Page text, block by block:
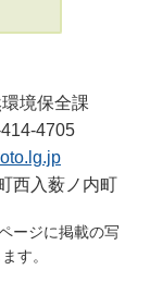
境保全課
4705
西入薮ノ内町
ージに掲載の写
す。